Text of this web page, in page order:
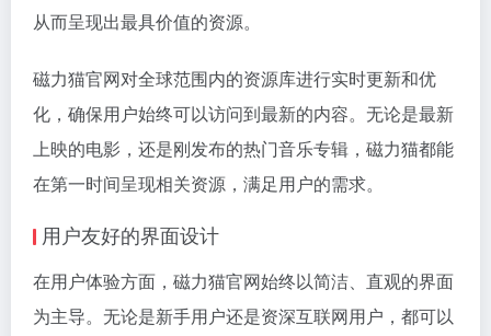
从而呈现出最具价值的资源。
磁力猫官网对全球范围内的资源库进行实时更新和优
化，确保用户始终可以访问到最新的内容。无论是最新
上映的电影，还是刚发布的热门音乐专辑，磁力猫都能
在第一时间呈现相关资源，满足用户的需求。
用户友好的界面设计
在用户体验方面，磁力猫官网始终以简洁、直观的界面
为主导。无论是新手用户还是资深互联网用户，都可以